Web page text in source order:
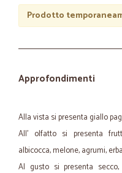
Prodotto
Approfondimenti
Alla vista si presenta giallo
All' olfatto si presenta
albicocca, melone, agrumi,
Al gusto si presenta